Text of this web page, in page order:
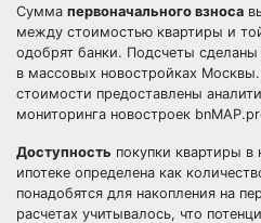
Сумма первоначального взноса
между стоимостью квартиры и
одобрят банки. Подсчеты
в массовых новостройках
стоимости предоставлены
мониторинга новостроек
Доступность покупки квартиры в
ипотеке определена как
понадобятся для накопления на
расчетах учитывалось, что